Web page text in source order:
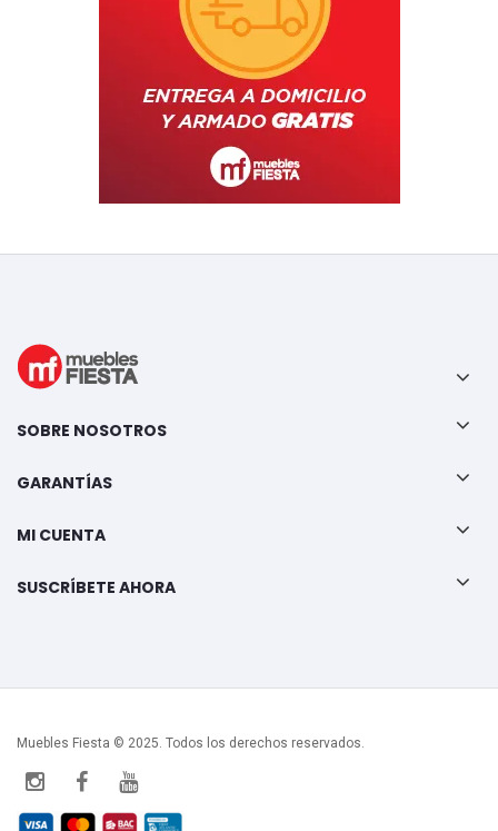
SOBRE NOSOTROS
GARANTÍAS
MI CUENTA
SUSCRÍBETE AHORA
Muebles Fiesta © 2025. Todos los derechos reservados.